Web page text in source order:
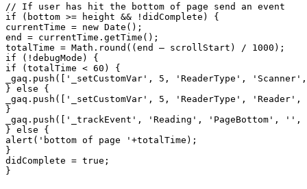
// If user has hit the bottom of page send an event
if (bottom >= height && !didComplete) {
currentTime = new Date();
end = currentTime.getTime();
totalTime = Math.round((end – scrollStart) / 1000);
if (!debugMode) {
if (totalTime < 60) {
_gaq.push(['_setCustomVar', 5, 'ReaderType',
} else {
_gaq.push(['_setCustomVar', 5, 'ReaderType',
}
_gaq.push(['_trackEvent', 'Reading', 'PageBottom',
} else {
alert('bottom of page '+totalTime);
}
didComplete = true;